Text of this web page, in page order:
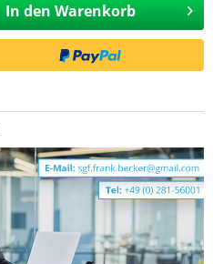
In den Warenkorb